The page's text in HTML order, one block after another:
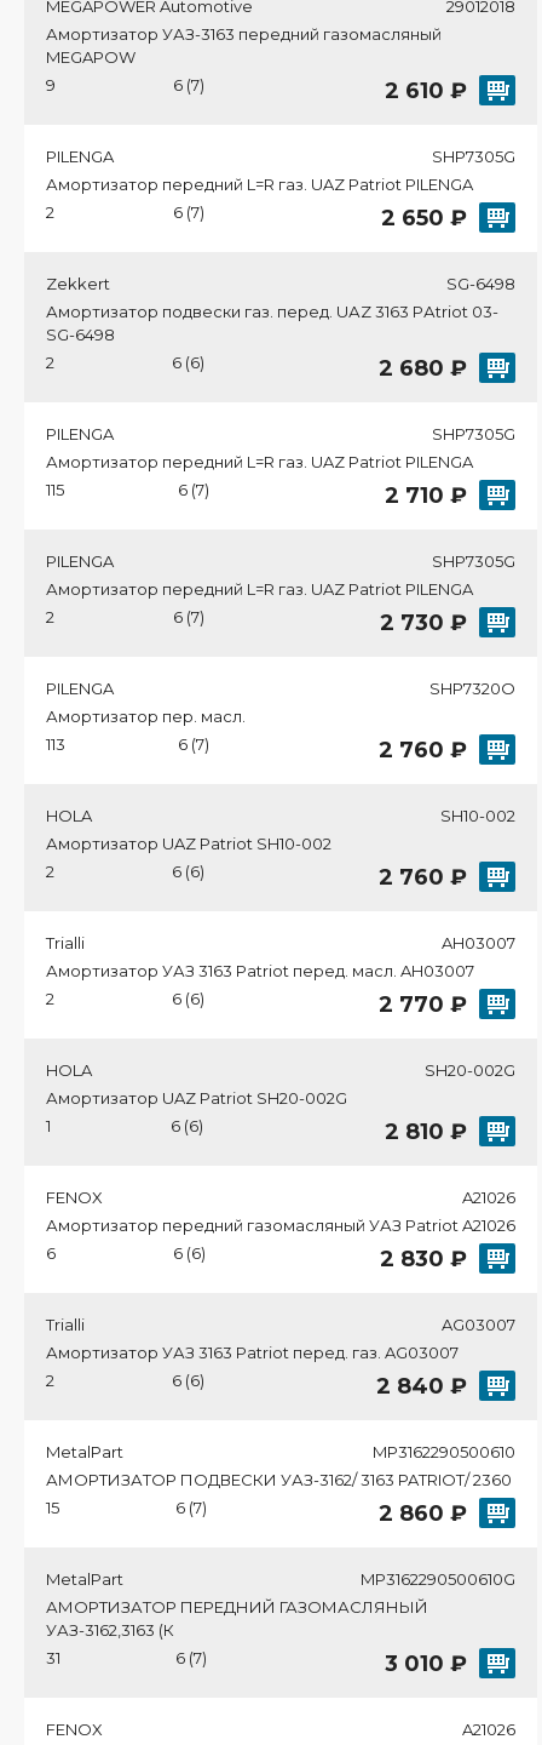
MEGAPOWER Automotive
29012018
Амортизатор УАЗ-3163 передний газомасляный
MEGAPOW
9
6 (7) 2 610 ₽
PILENGA
SHP7305G
Амортизатор передний L=R газ. UAZ Patriot PILENGA
2
6 (7) 2 650 ₽
Zekkert
SG-6498
Амортизатор подвески газ. перед. UАZ 3163 PАtriot 03-
SG-6498
2
6 (6) 2 680 ₽
PILENGA
SHP7305G
Амортизатор передний L=R газ. UAZ Patriot PILENGA
115
6 (7) 2 710 ₽
PILENGA
SHP7305G
Амортизатор передний L=R газ. UAZ Patriot PILENGA
2
6 (7) 2 730 ₽
PILENGA
SHP7320O
Амортизатор пер. масл.
113
6 (7) 2 760 ₽
HOLA
SH10-002
Амортизатор UAZ Patriot SH10-002
2
6 (6) 2 760 ₽
Trialli
AH03007
Амортизатор УАЗ 3163 Patriot перед. масл. AH03007
2
6 (6) 2 770 ₽
HOLA
SH20-002G
Амортизатор UAZ Patriot SH20-002G
1
6 (6) 2 810 ₽
FENOX
A21026
Амортизатор передний газомасляный УАЗ Patriot A21026
6
6 (6) 2 830 ₽
Trialli
AG03007
Амортизатор УАЗ 3163 Patriot перед. газ. AG03007
2
6 (6) 2 840 ₽
MetalPart
MP3162290500610
АМОРТИЗАТОР ПОДВЕСКИ УАЗ-3162/ 3163 PATRIOT/ 2360
15
6 (7) 2 860 ₽
MetalPart
MP3162290500610G
АМОРТИЗАТОР ПЕРЕДНИЙ ГАЗОМАСЛЯНЫЙ
УАЗ-3162,3163 (К
31
6 (7) 3 010 ₽
FENOX
A21026